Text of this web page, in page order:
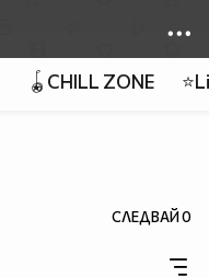
🪀CHILL ZONE
СЛЕДВАЙ0